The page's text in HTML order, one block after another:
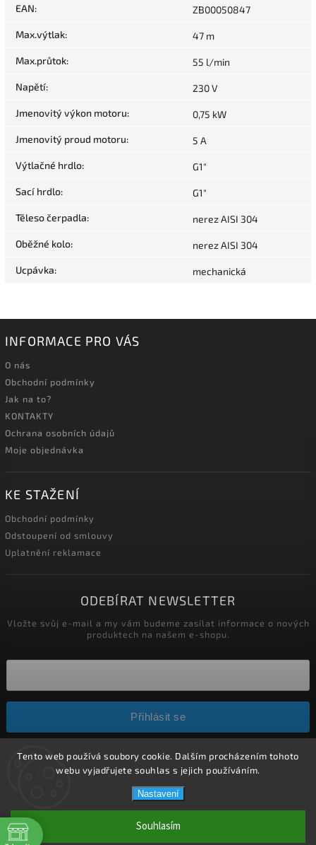
Tento web používá soubory cookie. Dalším procházením tohoto
webu vyjadřujete souhlas s jejich používáním.
Nastavení
Souhlasím
EAN: ZB00050847
Max.výtlak: 47 m
Max.průtok: 55 l/min
Napětí: 230 V
Jmenovitý výkon motoru: 0,75 kW
Jmenovitý proud motoru: 5 A
Výtlačné hrdlo: G1"
Sací hrdlo: G1"
Těleso čerpadla: nerez AISI 304
Oběžné kolo: nerez AISI 304
Ucpávka: mechanická
INFORMACE PRO VÁS
O nás
Obchodní podmínky
Jak na to?
KONTAKTY
Ochrana osobních údajů
Moje objednávka
KE STAŽENÍ
Obchodní podmínky
Odstoupení od smlouvy
Uplatnění reklamace
ODEBÍRAT NEWSLETTER
Vložte svůj e-mail a my vám budeme zasílat informace o nových
produktech na našem e-shopu.
Přihlásit se
Copyright 2026HELÍSEK stavební s.r.o.. Všechna práva
vyhrazena.
Upravit nastavení cookies
Weboo.eu